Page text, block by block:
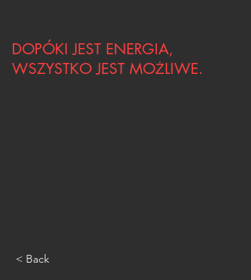
DOPÓKI JEST ENERGIA,
WSZYSTKO JEST MOŻLIWE.
< Back